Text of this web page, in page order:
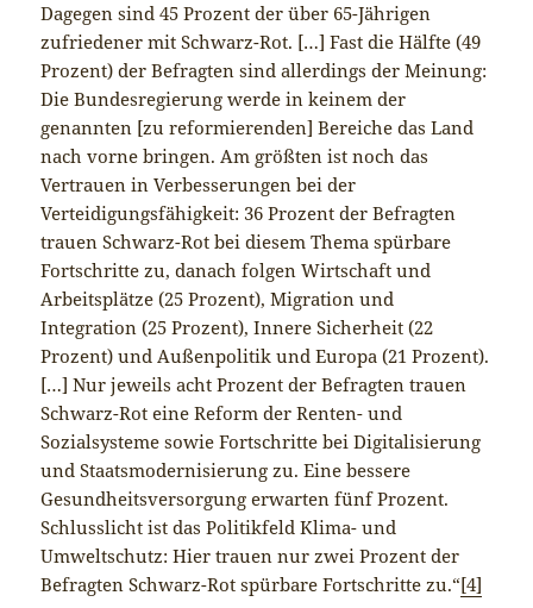
Dagegen sind 45 Prozent der über 65-Jährigen
zufriedener mit Schwarz-Rot. […] Fast die Hälfte (49
Prozent) der Befragten sind allerdings der Meinung:
Die Bundesregierung werde in keinem der
genannten [zu reformierenden] Bereiche das Land
nach vorne bringen. Am größten ist noch das
Vertrauen in Verbesserungen bei der
Verteidigungsfähigkeit: 36 Prozent der Befragten
trauen Schwarz-Rot bei diesem Thema spürbare
Fortschritte zu, danach folgen Wirtschaft und
Arbeitsplätze (25 Prozent), Migration und
Integration (25 Prozent), Innere Sicherheit (22
Prozent) und Außenpolitik und Europa (21 Prozent).
[…] Nur jeweils acht Prozent der Befragten trauen
Schwarz-Rot eine Reform der Renten- und
Sozialsysteme sowie Fortschritte bei Digitalisierung
und Staatsmodernisierung zu. Eine bessere
Gesundheitsversorgung erwarten fünf Prozent.
Schlusslicht ist das Politikfeld Klima- und
Umweltschutz: Hier trauen nur zwei Prozent der
Befragten Schwarz-Rot spürbare Fortschritte zu.“[4]